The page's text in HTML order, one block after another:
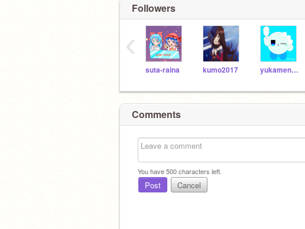
Followers
suta-raina kumo2017 yukamenseki
‹
Comments
You have500characters left.
Post Cancel